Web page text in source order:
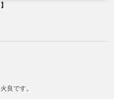
良です。